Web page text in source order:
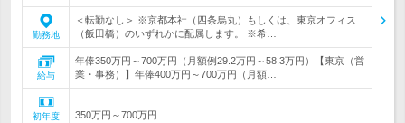
勤務地
＜転勤なし＞ ※京都本社（四条烏丸）もしくは、東京オフィス
（飯田橋）のいずれかに配属します。 ※希…
給与
年俸350万円～700万円（月額例29.2万円～58.3万円）【東京（営
業・事務）】年俸400万円～700万円（月額…
初年度
350万円～700万円